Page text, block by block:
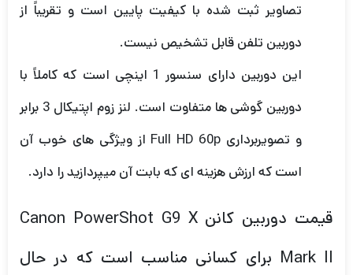
تصاویر ثبت شده با کیفیت پایین است و تقریباً از
دوربین تلفن قابل تشخیص نیست.
این دوربین دارای سنسور 1 اینچی است که کاملاً با
دوربین گوشی ها متفاوت است. لنز زوم اپتیکال 3 برابر
و تصویربرداری Full HD 60p از ویژگی های خوب آن
است که ارزش هزینه ای که بابت آن میپردازید را دارد.
قیمت دوربین کانن Canon PowerShot G9 X
Mark II برای کسانی مناسب است که در حال